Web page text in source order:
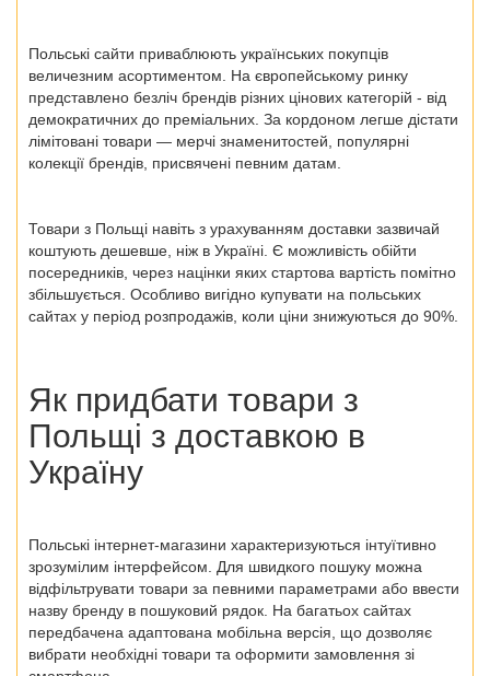
Польські сайти приваблюють українських покупців
величезним асортиментом. На європейському ринку
представлено безліч брендів різних цінових категорій - від
демократичних до преміальних. За кордоном легше дістати
лімітовані товари — мерчі знаменитостей, популярні
колекції брендів, присвячені певним датам.
Товари з Польщі навіть з урахуванням доставки зазвичай
коштують дешевше, ніж в Україні. Є можливість обійти
посередників, через націнки яких стартова вартість помітно
збільшується. Особливо вигідно купувати на польських
сайтах у період розпродажів, коли ціни знижуються до 90%.
Як придбати товари з
Польщі з доставкою в
Україну
Польські інтернет-магазини характеризуються інтуїтивно
зрозумілим інтерфейсом. Для швидкого пошуку можна
відфільтрувати товари за певними параметрами або ввести
назву бренду в пошуковий рядок. На багатьох сайтах
передбачена адаптована мобільна версія, що дозволяє
вибрати необхідні товари та оформити замовлення зі